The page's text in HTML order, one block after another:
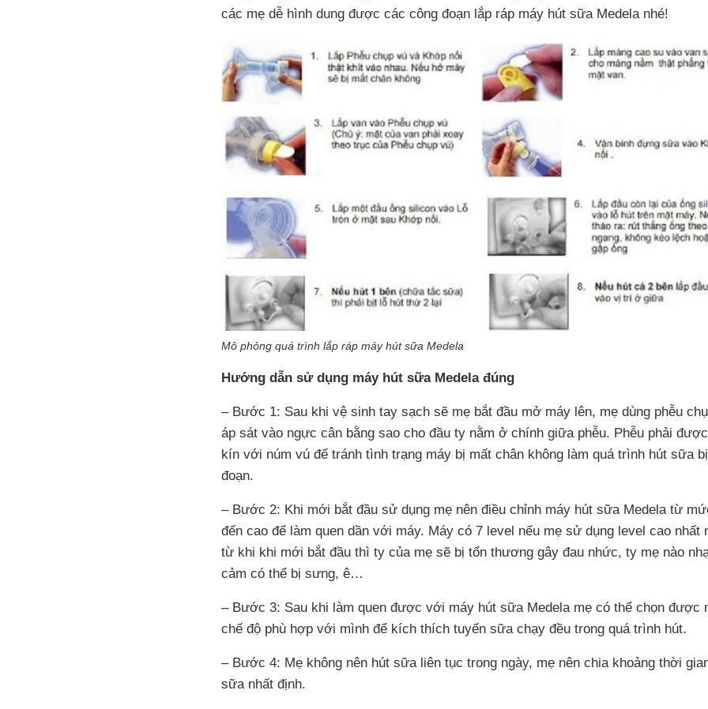
các mẹ dễ hình dung được các công đoạn lắp ráp máy hút sữa Medela nhé!
Mô phỏng quá trình lắp ráp máy hút sữa Medela
Hướng dẫn sử dụng máy hút sữa Medela đúng
– Bước 1: Sau khi vệ sinh tay sạch sẽ mẹ bắt đầu mở máy lên, mẹ dùng phễu
áp sát vào ngực cân bằng sao cho đầu ty nằm ở chính giữa phễu. Phễu phải
kín với núm vú để tránh tình trạng máy bị mất chân không làm quá trình hút sữa
đoạn.
– Bước 2: Khi mới bắt đầu sử dụng mẹ nên điều chỉnh máy hút sữa Medela từ
đến cao để làm quen dần với máy. Máy có 7 level nếu mẹ sử dụng level cao nhất
từ khi khi mới bắt đầu thì ty của mẹ sẽ bị tổn thương gây đau nhức, ty mẹ nào
cảm có thể bị sưng, ê…
– Bước 3: Sau khi làm quen được với máy hút sữa Medela mẹ có thể chọn được
chế độ phù hợp với mình để kích thích tuyến sữa chạy đều trong quá trình hút.
– Bước 4: Mẹ không nên hút sữa liên tục trong ngày, mẹ nên chia khoảng thời
sữa nhất định.